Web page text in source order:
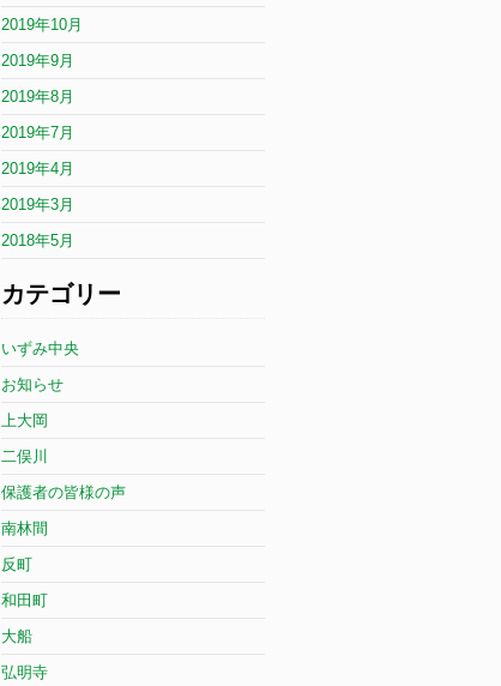
2019年10月
2019年9月
2019年8月
2019年7月
2019年4月
2019年3月
2018年5月
カテゴリー
いずみ中央
お知らせ
上大岡
二俣川
保護者の皆様の声
南林間
反町
和田町
大船
弘明寺